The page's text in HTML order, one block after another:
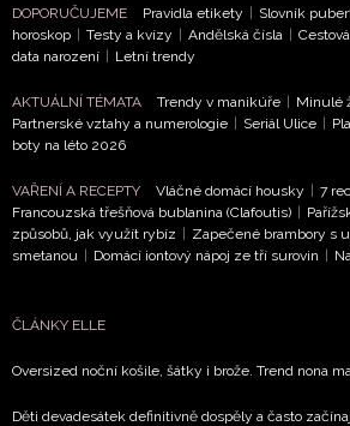
DOPORUČUJEME Pravidla etikety | Slovník
horoskop | Testy a kvízy | Andělská čísla |
data narození | Letní trendy
AKTUÁLNÍ TÉMATA Trendy v manikúře | Minulé
Partnerské vztahy a numerologie | Seriál Ulice |
boty na léto 2026
VAŘENÍ A RECEPTY Vláčné domácí housky | 7
Francouzská třešňová bublanina (Clafoutis) |
způsobů, jak využít rybíz | Zapečené brambory s
smetanou | Domácí iontový nápoj ze tří surovin |
ČLÁNKY ELLE
Oversized noční košile, šátky i brože. Trend nona
Děti devadesátek definitivně dospěly a často